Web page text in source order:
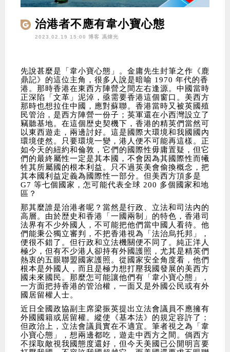
治港者不應有韋小寶心態
2023.02.19 15:00 博客 馮煒光
先說甚麼是「韋小寶心態」。金庸先生封筆之作《鹿
鼎記》的這位主角，很多人說是暗喻 1970 年代的香
港。那時香港在東西方陣營之間左右逢源。中國當時
正深陷「文革」泥淖，亟需要香港這個窗口。美西方
那時也想拉住中國，應對蘇聯。香港當時又被英國殖
民管治，是西方陣營一份子；英軍還在小西灣設立了
竊聽基地。在這個歴史契機下，香港的精英們當然可
以東西遊走，兩邊討好。這是國際大環境和我國國內
環境使然。只要環境一變，港人便不可能再這樣。正
如今天的紐約和倫敦，它們的國際性毋庸置疑，但它
們的最終屬性一定是其本國，不會因為其國際性而犧
牲其所屬國的根本利益。只不過英美會偷換概念，把
其本國利益定義為國際性一部分。但美西方頂多是
G7 等七個國家，怎可能代表全球 200 多個國家和地
區？
那其麼誰是治港者呢？當然是行政、立法和司法內的
高層。由於歴史和香港「一國兩制」的特色，香港司
法界有不少外國人，不可能把他們當中國人看待。他
們能秉公獨立審判，不把香港視為「法治烏托邦」，
便很不錯了。但行政和立法機關便不同了。純正洋人
極少，但有不少港人卻持有外國護照，尤其是精英們
熱衷的五眼聯盟國家護照。從國家安全角度看，他們
根本是外國人，而且是極力想打壓我國發展的美西方
國未來國民。那麼怎可能讓他們有「韋小寶心態」，
一方面把持香港的管治權，一面又是外國公民或有外
國居留權人士。
近日全國政協副主席梁振英提出立法會議員不應擁有
外國國籍或居留權。縱使《基本法》的規定容許了；
但政治上，立法會議員實在不適宜。筆者視之為「韋
小寶心態」，想兩邊都吃，遊走中西方之間。倘西方
不採取敵視我國態度還好，但今天美國已公開明言要